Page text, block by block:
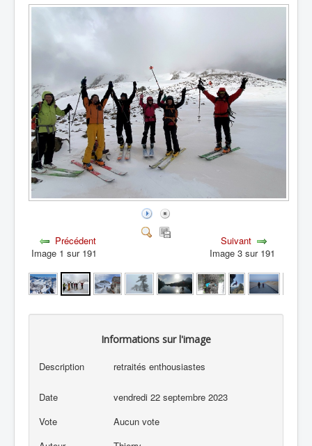
Précédent
Image 1 sur 191
Suivant
Image 3 sur 191
Informations sur l'image
Description retraités enthousiastes
Date
vendredi 22 septembre 2023
Vote
Aucun vote